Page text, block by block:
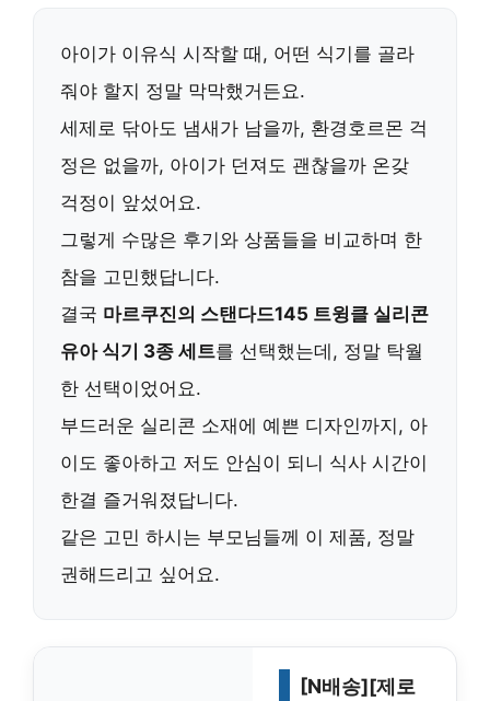
아이가 이유식 시작할 때, 어떤 식기를 골라
줘야 할지 정말 막막했거든요.
세제로 닦아도 냄새가 남을까, 환경호르몬 걱
정은 없을까, 아이가 던져도 괜찮을까 온갖
걱정이 앞섰어요.
그렇게 수많은 후기와 상품들을 비교하며 한
참을 고민했답니다.
결국 마르쿠진의 스탠다드145 트윙클 실리콘
유아 식기 3종 세트를 선택했는데, 정말 탁월
한 선택이었어요.
부드러운 실리콘 소재에 예쁜 디자인까지, 아
이도 좋아하고 저도 안심이 되니 식사 시간이
한결 즐거워졌답니다.
같은 고민 하시는 부모님들께 이 제품, 정말
권해드리고 싶어요.
[N배송][제로